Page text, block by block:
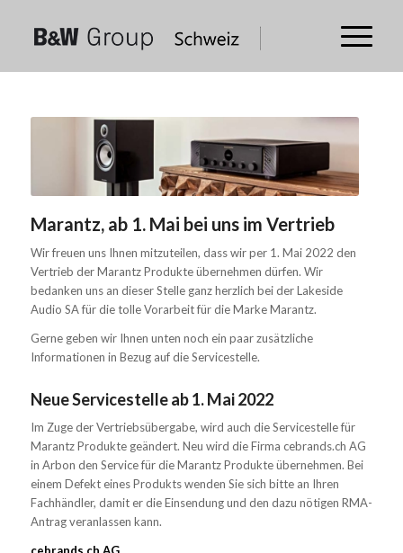
Marantz, ab 1. Mai bei uns im Vertrieb
Wir freuen uns Ihnen mitzuteilen, dass wir per 1. Mai 2022 den
Vertrieb der Marantz Produkte übernehmen dürfen. Wir
bedanken uns an dieser Stelle ganz herzlich bei der Lakeside
Audio SA für die tolle Vorarbeit für die Marke Marantz.
Gerne geben wir Ihnen unten noch ein paar zusätzliche
Informationen in Bezug auf die Servicestelle.
Neue Servicestelle ab 1. Mai 2022
Im Zuge der Vertriebsübergabe, wird auch die Servicestelle für
Marantz Produkte geändert. Neu wird die Firma cebrands.ch AG
in Arbon den Service für die Marantz Produkte übernehmen. Bei
einem Defekt eines Produkts wenden Sie sich bitte an Ihren
Fachhändler, damit er die Einsendung und den dazu nötigen RMA-
Antrag veranlassen kann.